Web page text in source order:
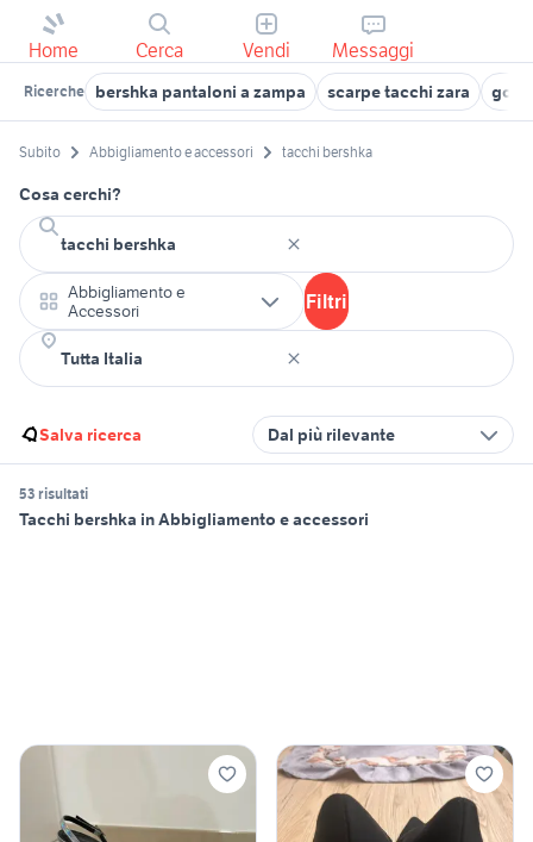
Home Cerca Vendi Messaggi
Ricerche bershka pantaloni a zampa scarpe tacchi zara
Subito Abbigliamento e accessori tacchi bershka
Cosa cerchi?
Abbigliamento e
Accessori
Filtri
Salva ricerca Dal più rilevante
53 risultati
Tacchi bershka in Abbigliamento e accessori